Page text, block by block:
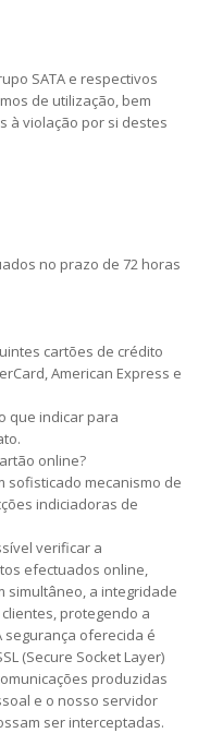
SATA e respectivos
de utilização, bem
à violação por si destes
no prazo de 72 horas
cartões de crédito
American Express e
que indicar para
online?
sofisticado mecanismo de
indiciadoras de
verificar a
efectuados online,
simultâneo, a integridade
protegendo a
segurança oferecida é
(Secure Socket Layer)
produzidas
e o nosso servidor
ser interceptadas.